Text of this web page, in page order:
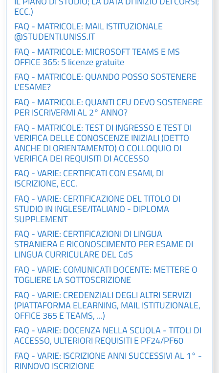
ECC.)
FAQ - MATRICOLE: MAIL ISTITUZIONALE
@STUDENTI.UNISS.IT
FAQ - MATRICOLE: MICROSOFT TEAMS E MS
OFFICE 365: 5 licenze gratuite
FAQ - MATRICOLE: QUANDO POSSO SOSTENERE
L'ESAME?
FAQ - MATRICOLE: QUANTI CFU DEVO SOSTENERE
PER ISCRIVERMI AL 2° ANNO?
FAQ - MATRICOLE: TEST DI INGRESSO E TEST DI
VERIFICA DELLE CONOSCENZE INIZIALI (DETTO
ANCHE DI ORIENTAMENTO) O COLLOQUIO DI
VERIFICA DEI REQUISITI DI ACCESSO
FAQ - VARIE: CERTIFICATI CON ESAMI, DI
ISCRIZIONE, ECC.
FAQ - VARIE: CERTIFICAZIONE DEL TITOLO DI
STUDIO IN INGLESE/ITALIANO - DIPLOMA
SUPPLEMENT
FAQ - VARIE: CERTIFICAZIONI DI LINGUA
STRANIERA E RICONOSCIMENTO PER ESAME DI
LINGUA CURRICULARE DEL CdS
FAQ - VARIE: COMUNICATI DOCENTE: METTERE O
TOGLIERE LA SOTTOSCRIZIONE
FAQ - VARIE: CREDENZIALI DEGLI ALTRI SERVIZI
(PIATTAFORMA ELEARNING, MAIL ISTITUZIONALE,
OFFICE 365 E TEAMS, ...)
FAQ - VARIE: DOCENZA NELLA SCUOLA - TITOLI DI
ACCESSO, ULTERIORI REQUISITI E PF24/PF60
FAQ - VARIE: ISCRIZIONE ANNI SUCCESSIVI AL 1° -
RINNOVO ISCRIZIONE